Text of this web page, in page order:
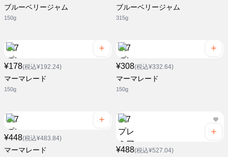
ブルーベリージャム
150g
ブルーベリージャム
315g
¥178(税込¥192.24)
マーマレード
150g
¥308(税込¥332.64)
マーマレード
150g
¥448(税込¥483.84)
マーマレード ¥488(税込¥527.04)